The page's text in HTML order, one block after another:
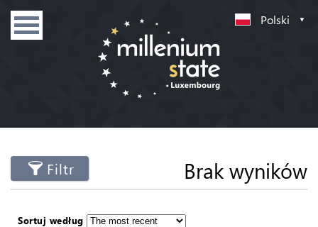
Polski
Filtr Brak wyników
Sortuj według